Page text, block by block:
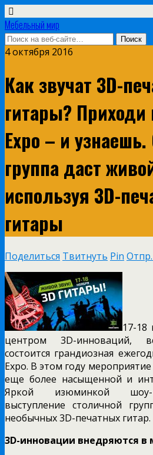
Мебельный мир
4 октября 2016
Как звучат 3D-
гитары?
Expo – и
группа даст
используя 3D-
гитары
Поделиться Твитнуть Pin
17-18
центром 3D-инноваций,
состоится грандиозная
Expo. В этом году мероприятие
еще более насыщенной и
Яркой изюминкой шоу-
выступление столичной
необычных 3D-печатных гитар.
3D-инновации внедряются в